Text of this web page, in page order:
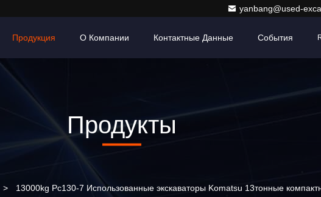
yanbang@used-
Продукция О Компании Контактные Данные События
Продукты
> 13000kg Pc130-7 Использованные экскаваторы Komatsu 13тонные